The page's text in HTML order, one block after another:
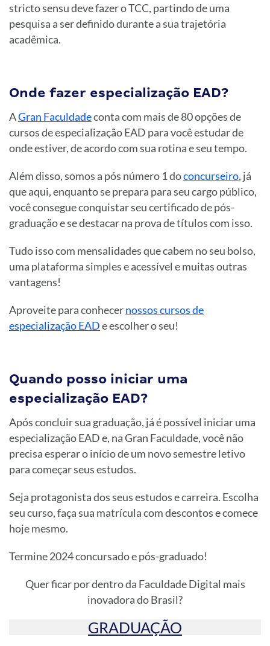
stricto sensu deve fazer o TCC, partindo de uma
pesquisa a ser definido durante a sua trajetória
acadêmica.
Onde fazer especialização EAD?
AGran Faculdadeconta com mais de 80 opções de
cursos de especialização EAD para você estudar de
onde estiver, de acordo com sua rotina e seu tempo.
Além disso, somos a pós número 1 doconcurseiro, já
que aqui, enquanto se prepara para seu cargo público,
você consegue conquistar seu certificado de pós-
graduação e se destacar na prova de títulos com isso.
Tudo isso com mensalidades que cabem no seu bolso,
uma plataforma simples e acessível e muitas outras
vantagens!
Aproveite para conhecernossos cursos de
especialização EADe escolher o seu!
Quando posso iniciar uma
especialização EAD?
Após concluir sua graduação, já é possível iniciar uma
especialização EAD e, na Gran Faculdade, você não
precisa esperar o início de um novo semestre letivo
para começar seus estudos.
Seja protagonista dos seus estudos e carreira. Escolha
seu curso, faça sua matrícula com descontos e comece
hoje mesmo.
Termine 2024 concursado e pós-graduado!
Quer ficar por dentro da Faculdade Digital mais
inovadora do Brasil?
GRADUAÇÃO